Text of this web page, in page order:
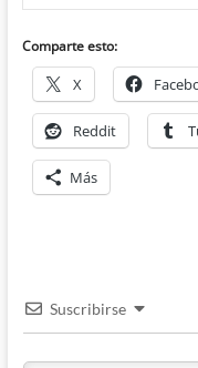
Comparte esto:
X
Reddit
Más
Suscribirse